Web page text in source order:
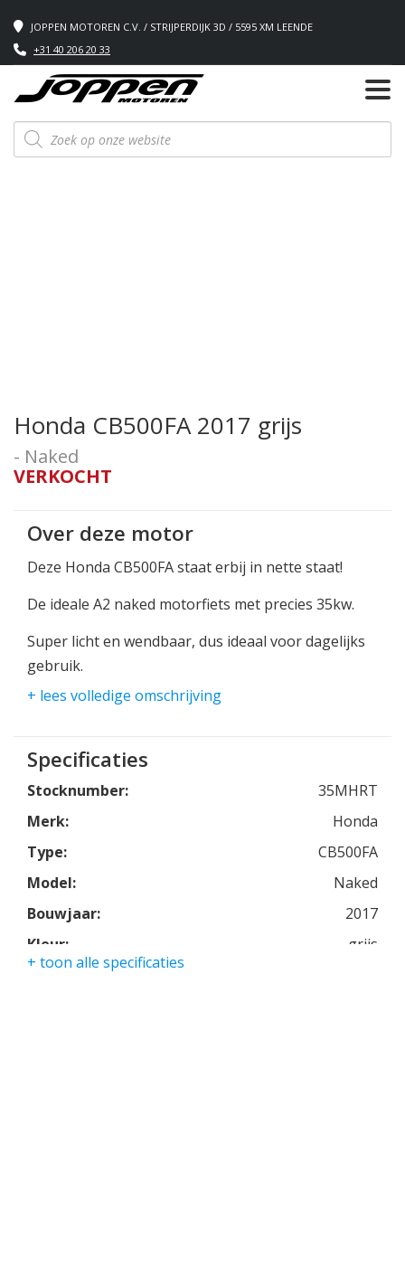
JOPPEN MOTOREN C.V. / STRIJPERDIJK 3D / 5595 XM LEENDE
+31 40 206 20 33
Producten
zoeken
Honda CB500FA 2017 grijs
- Naked
VERKOCHT
Over deze motor
Deze Honda CB500FA staat erbij in nette staat!
De ideale A2 naked motorfiets met precies 35kw.
Super licht en wendbaar, dus ideaal voor dagelijks
gebruik.
Daarbij ook nog eens lekker zuinig rijden.
onder ons.
+ lees volledige omschrijving
Specificaties
Stocknumber:
35MHRT
Merk:
Honda
Type:
CB500FA
Model:
Naked
Bouwjaar:
2017
Kleur:
grijs
+ toon alle specificaties